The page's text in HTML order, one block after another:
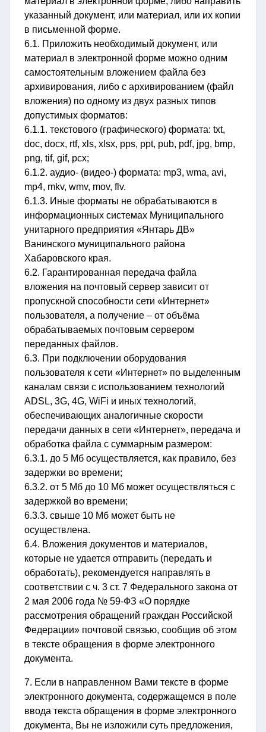
указанный документ, или материал, или их копии
в письменной форме.
6.1. Приложить необходимый документ, или
материал в электронной форме можно одним
самостоятельным вложением файла без
архивирования, либо с архивированием (файл
вложения) по одному из двух разных типов
допустимых форматов:
6.1.1. текстового (графического) формата: txt,
doc, docx, rtf, xls, xlsx, pps, ppt, pub, pdf, jpg, bmp,
png, tif, gif, pcx;
6.1.2. аудио- (видео-) формата: mp3, wma, avi,
mp4, mkv, wmv, mov, flv.
6.1.3. Иные форматы не обрабатываются в
информационных системах Муниципального
унитарного предприятия «Янтарь ДВ»
Ванинского муниципального района
Хабаровского края.
6.2. Гарантированная передача файла
вложения на почтовый сервер зависит от
пропускной способности сети «Интернет»
пользователя, а получение – от объёма
обрабатываемых почтовым сервером
переданных файлов.
6.3. При подключении оборудования
пользователя к сети «Интернет» по выделенным
каналам связи с использованием технологий
ADSL, 3G, 4G, WiFi и иных технологий,
обеспечивающих аналогичные скорости
передачи данных в сети «Интернет», передача и
обработка файла с суммарным размером:
6.3.1. до 5 Мб осуществляется, как правило, без
задержки во времени;
6.3.2. от 5 Мб до 10 Мб может осуществляться с
задержкой во времени;
6.3.3. свыше 10 Мб может быть не
осуществлена.
6.4. Вложения документов и материалов,
которые не удается отправить (передать и
обработать), рекомендуется направлять в
соответствии с ч. 3 ст. 7 Федерального закона от
2 мая 2006 года № 59-ФЗ «О порядке
рассмотрения обращений граждан Российской
Федерации» почтовой связью, сообщив об этом
в тексте обращения в форме электронного
документа.
7. Если в направленном Вами тексте в форме
электронного документа, содержащемся в поле
ввода текста обращения в форме электронного
документа, Вы не изложили суть предложения,